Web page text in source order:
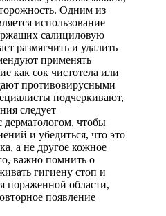
Одним из
использование
салициловую
размягчить и удалить
применять
как сок чистотела или
противовирусными
подчеркивают,
следует
дерматологом, чтобы
и убедиться, что это
а не другое кожное
важно помнить о
гигиену стоп и
пораженной области,
появление